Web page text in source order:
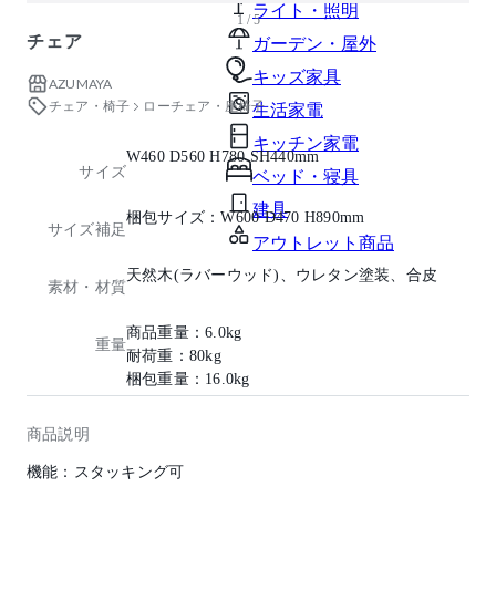
ライト・照明
ガーデン・屋外
キッズ家具
生活家電
キッチン家電
ベッド・寝具
建具
アウトレット商品
1 / 5
チェア
AZUMAYA
チェア・椅子
ローチェア・座椅子
サイズ
W460 D560 H780 SH440mm
サイズ補足
梱包サイズ：W600 D470 H890mm
素材・材質
天然木(ラバーウッド)、ウレタン塗装、合皮
重量
商品重量：6.0kg
耐荷重：80kg
梱包重量：16.0kg
商品説明
機能：スタッキング可